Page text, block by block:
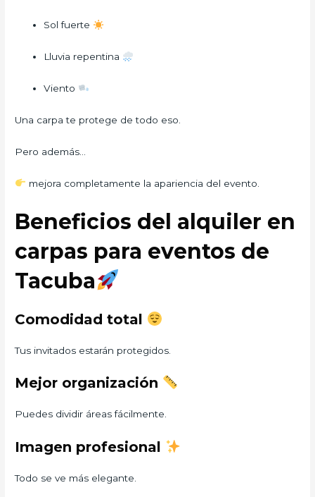
Sol fuerte
Lluvia repentina
Viento
Una carpa te protege de todo eso.
Pero además…
mejora completamente la apariencia del evento.
Beneficios del alquiler en
carpas para eventos de
Tacuba
Comodidad total
Tus invitados estarán protegidos.
Mejor organización
Puedes dividir áreas fácilmente.
Imagen profesional
Todo se ve más elegante.